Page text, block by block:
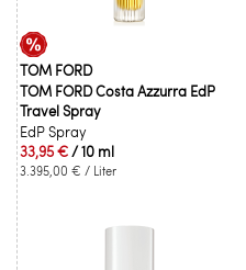
TOM FORD
TOM FORD Costa Azzurra EdP
Travel Spray
EdP Spray
33,95 €/ 10 ml
3.395,00 € / Liter